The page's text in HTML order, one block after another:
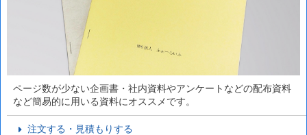
ページ数が少ない企画書・社内資料やアンケートなどの配布資料
など簡易的に用いる資料にオススメです。
注文する・見積もりする